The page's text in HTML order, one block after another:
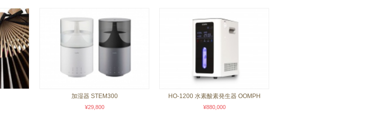
加湿器 STEM300
¥29,800
HO-1200 水素酸素発生器 OOMPH
¥880,000